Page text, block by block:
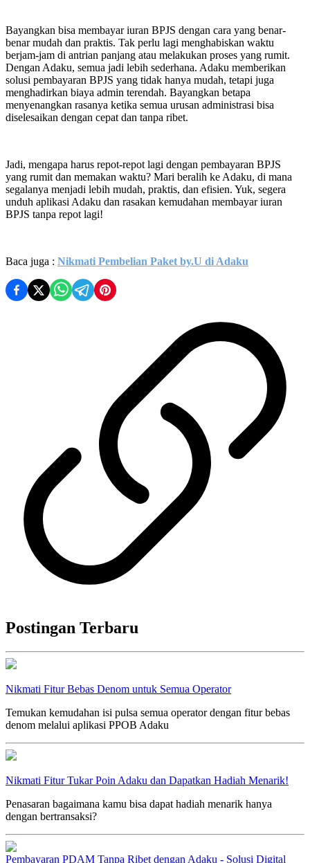
Bayangkan bisa membayar iuran BPJS dengan cara yang benar-
benar mudah dan praktis. Tak perlu lagi menghabiskan waktu
berjam-jam di antrian panjang atau melakukan proses yang rumit.
Dengan Adaku, semua jadi lebih sederhana. Adaku memberikan
solusi pembayaran BPJS yang tidak hanya mudah, tetapi juga
menghadirkan biaya admin terendah. Bayangkan betapa
menyenangkan rasanya ketika semua urusan administrasi bisa
diselesaikan dengan cepat dan tanpa ribet.
Jadi, mengapa harus repot-repot lagi dengan pembayaran BPJS
yang rumit dan memakan waktu? Mari beralih ke Adaku, di mana
segalanya menjadi lebih mudah, praktis, dan efisien. Yuk, segera
unduh aplikasi Adaku dan rasakan kemudahan membayar iuran
BPJS tanpa repot lagi!
Baca juga : Nikmati Pembelian Paket by.U di Adaku
Postingan Terbaru
Nikmati Fitur Bebas Denom untuk Semua Operator
Temukan kemudahan isi pulsa semua operator dengan fitur bebas
denom melalui aplikasi PPOB Adaku
Nikmati Fitur Tukar Poin Adaku dan Dapatkan Hadiah Menarik!
Penasaran bagaimana kamu bisa dapat hadiah menarik hanya
dengan bertransaksi?
Pembayaran PDAM Tanpa Ribet dengan Adaku - Solusi Digital